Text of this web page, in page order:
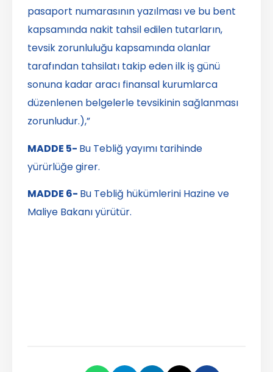
pasaport numarasının yazılması ve bu bent
kapsamında nakit tahsil edilen tutarların,
tevsik zorunluluğu kapsamında olanlar
tarafından tahsilatı takip eden ilk iş günü
sonuna kadar aracı finansal kurumlarca
düzenlenen belgelerle tevsikinin sağlanması
zorunludur.),”
MADDE 5- Bu Tebliğ yayımı tarihinde
yürürlüğe girer.
MADDE 6- Bu Tebliğ hükümlerini Hazine ve
Maliye Bakanı yürütür.